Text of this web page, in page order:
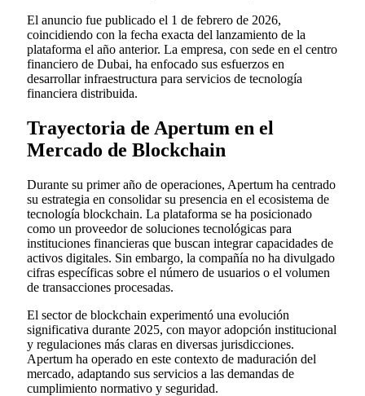
El anuncio fue publicado el 1 de febrero de 2026,
coincidiendo con la fecha exacta del lanzamiento de la
plataforma el año anterior. La empresa, con sede en el centro
financiero de Dubai, ha enfocado sus esfuerzos en
desarrollar infraestructura para servicios de tecnología
financiera distribuida.
Trayectoria de Apertum en el
Mercado de Blockchain
Durante su primer año de operaciones, Apertum ha centrado
su estrategia en consolidar su presencia en el ecosistema de
tecnología blockchain. La plataforma se ha posicionado
como un proveedor de soluciones tecnológicas para
instituciones financieras que buscan integrar capacidades de
activos digitales. Sin embargo, la compañía no ha divulgado
cifras específicas sobre el número de usuarios o el volumen
de transacciones procesadas.
El sector de blockchain experimentó una evolución
significativa durante 2025, con mayor adopción institucional
y regulaciones más claras en diversas jurisdicciones.
Apertum ha operado en este contexto de maduración del
mercado, adaptando sus servicios a las demandas de
cumplimiento normativo y seguridad.